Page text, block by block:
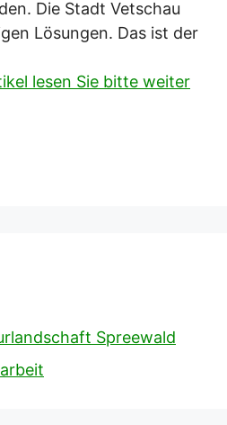
Die Stadt Vetschau
Lösungen. Das ist der
lesen Sie bitte weiter
Spreewald